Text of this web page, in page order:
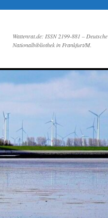
Wattenrat.de: ISSN 2199-881 – Deutsche
Nationalbibliothek in Frankfurt/M.